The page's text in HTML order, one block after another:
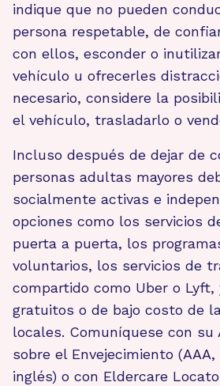
indique que no pueden
persona respetable, de
con ellos, esconder o
vehículo u ofrecerles
necesario, considere la
el vehículo, trasladarlo o
Incluso después de dejar de
personas adultas mayores
socialmente activas e
opciones como los servicios
puerta a puerta, los
voluntarios, los servicios de
compartido como Uber o Lyft,
gratuitos o de bajo costo de
locales. Comuníquese con su
sobre el Envejecimiento
inglés) o con Eldercare